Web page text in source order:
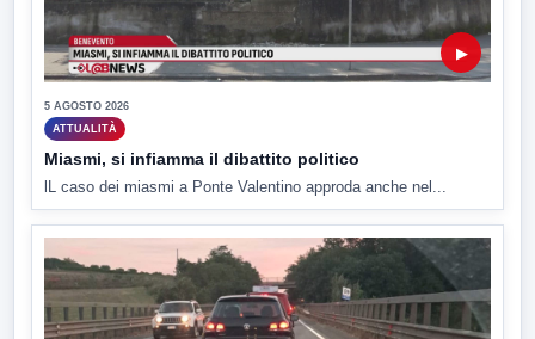
▶
5 AGOSTO 2026
ATTUALITÀ
Miasmi, si infiamma il dibattito politico
lL caso dei miasmi a Ponte Valentino approda anche nel...